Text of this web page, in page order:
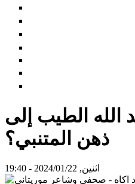
الطيب إلى
ذهن المتنبي؟
اثنين, 2024/01/22 - 19:40